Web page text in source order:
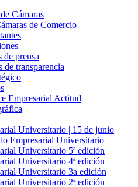
Cámaras
de Comercio
de prensa
de transparencia
Empresarial Actitud
Universitario | 15 de junio
Empresarial Universitario
Universitario 5ª edición
Universitario 4ª edición
Universitario 3a edición
Universitario 2ª edición